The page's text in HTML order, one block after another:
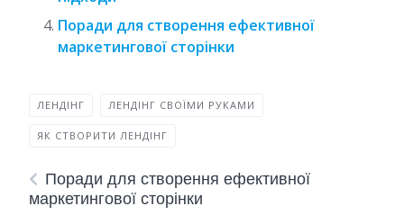
Поради для створення ефективної
маркетингової сторінки
ЛЕНДІНГ ЛЕНДІНГ СВОЇМИ РУКАМИ
ЯК СТВОРИТИ ЛЕНДІНГ
Поради для створення ефективної
маркетингової сторінки